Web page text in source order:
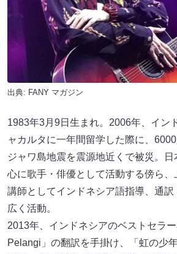
出典: FANY マガジン
1983年3月9日生まれ。2006年、イン
ャカルタに一年間留学した際に、
ジャワ島地震を震源地近くで被災。
心に歌手・俳優として活動する傍ら
講師としてインドネシア語指導、通
広く活動。
2013年、インドネシアのベストセラ
Pelangi」の翻訳を手掛け、「虹の少